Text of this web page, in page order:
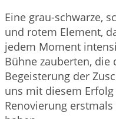
Eine grau-schwarze,
und rotem Element,
jedem Moment
Bühne zauberten, die
Begeisterung der
uns mit diesem
Renovierung